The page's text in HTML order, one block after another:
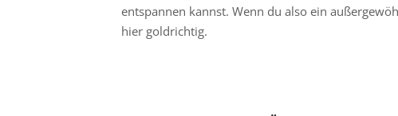
entspannen kannst. Wenn du also ein
hier goldrichtig.